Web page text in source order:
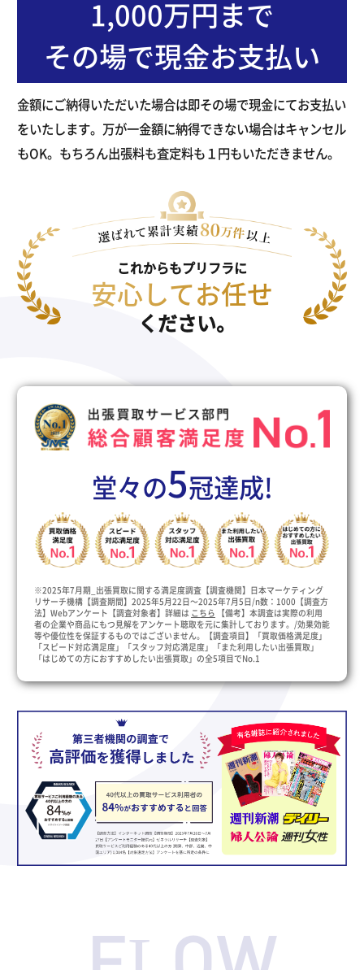
1,000万円まで
その場で現金お支払い
金額にご納得いただいた場合は即その場で現金にてお支払い
をいたします。万が一金額に納得できない場合はキャンセル
もOK。もちろん出張料も査定料も１円もいただきません。
これからもプリフラに
安心してお任せ
ください。
堂々の5冠達成!
※2025年7月期_出張買取に関する満足度調査【調査機関】日本マーケティング
リサーチ機構【調査期間】2025年5月22日～2025年7月5日/n数：1000【調査方
法】Webアンケート【調査対象者】詳細は こちら
【備考】本調査は実際の利用
者の企業や商品にもつ見解をアンケート聴取を元に集計しております。/効果効能
等や優位性を保証するものではございません。【調査項目】「買取価格満足度」
「スピード対応満足度」「スタッフ対応満足度」「また利用したい出張買取」
「はじめての方におすすめしたい出張買取」の全5項目でNo.1